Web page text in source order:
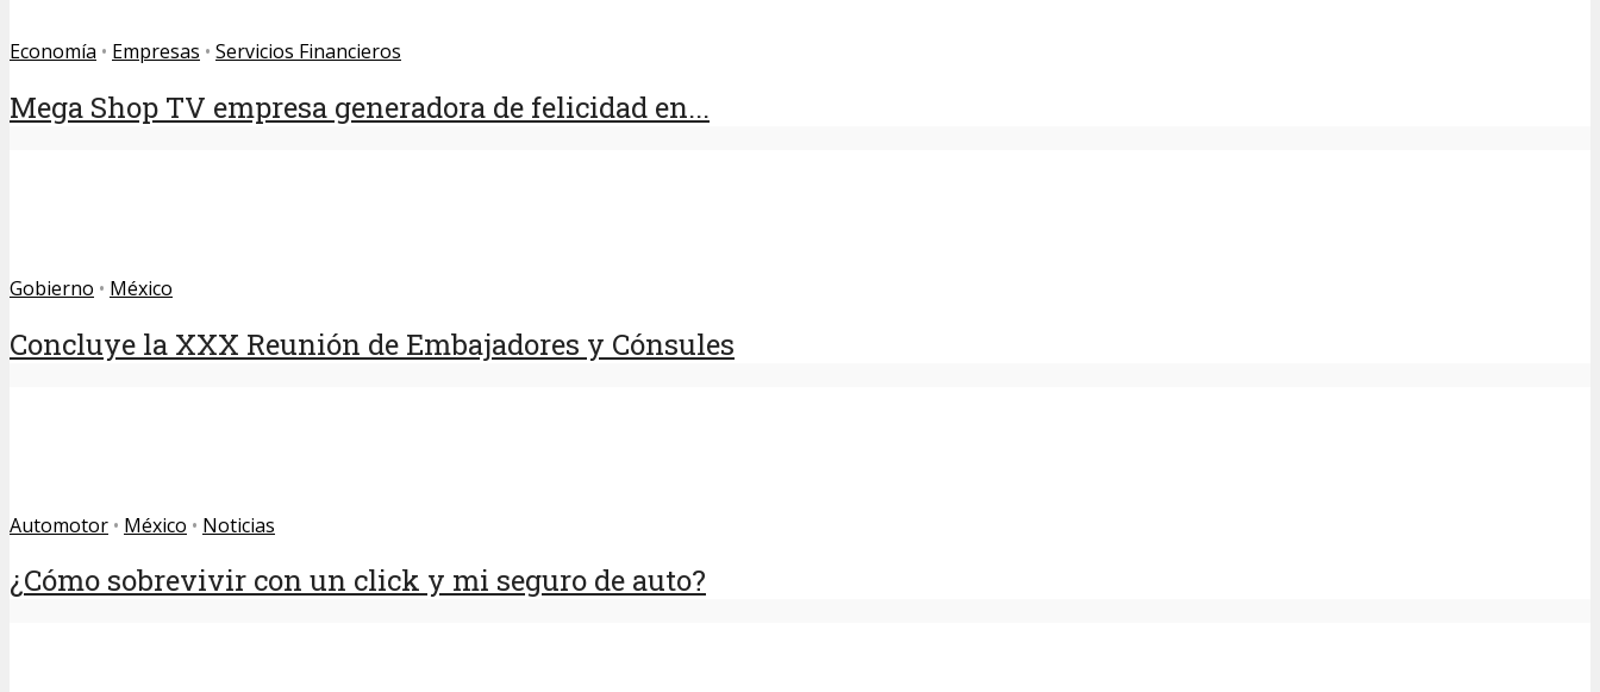
Economía • Empresas • Servicios Financieros
Mega Shop TV empresa generadora de felicidad en...
Gobierno • México
Concluye la XXX Reunión de Embajadores y Cónsules
Automotor • México • Noticias
¿Cómo sobrevivir con un click y mi seguro de auto?